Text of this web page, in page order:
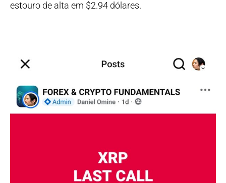
estouro de alta em $2.94 dólares.